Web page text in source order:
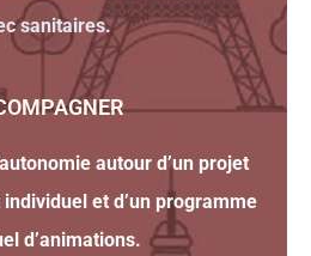
sanitaires.
autour d’un projet
et d’un programme
d’animations.